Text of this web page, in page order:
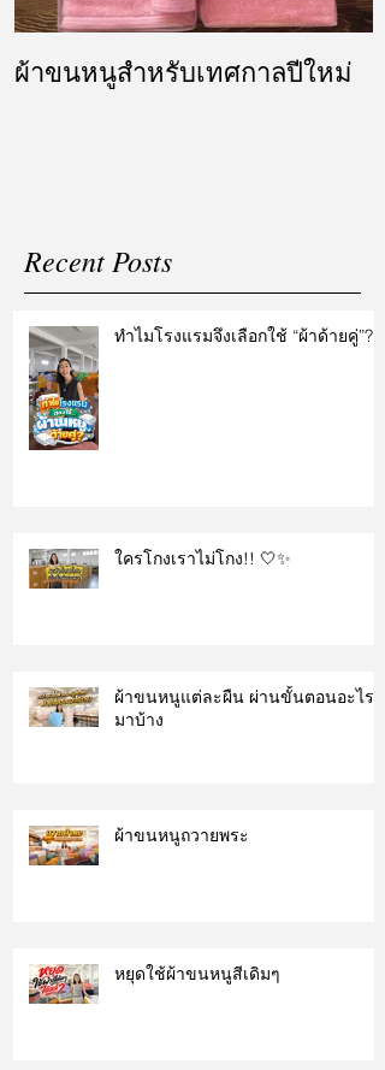
ผ้าขนหนูสำหรับเทศกาลปีใหม่
Recent Posts
ทำไมโรงแรมจึงเลือกใช้ “ผ้าด้ายคู่”?
ใครโกงเราไม่โกง!! 🤍✨
ผ้าขนหนูแต่ละผืน ผ่านขั้นตอนอะไร
มาบ้าง
ผ้าขนหนูถวายพระ
หยุดใช้ผ้าขนหนูสีเดิมๆ